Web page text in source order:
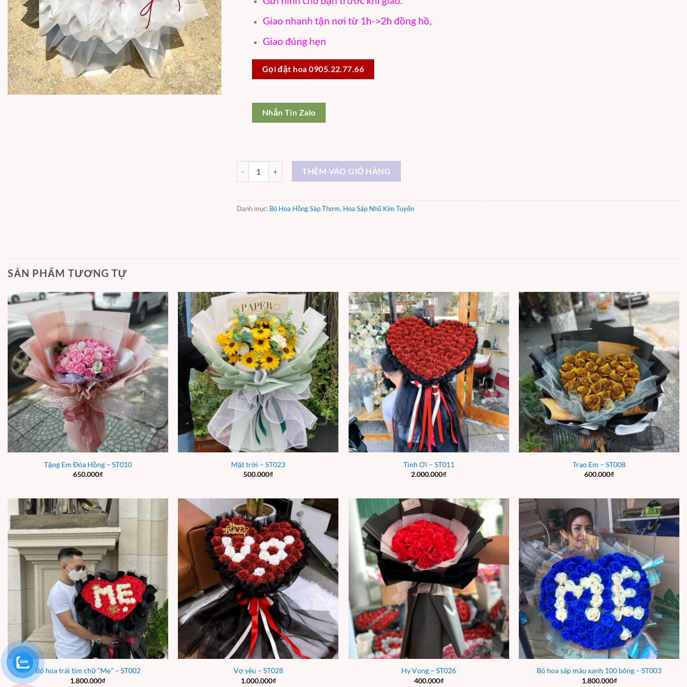
Giao nhanh tận nơi từ 1h->2h đồng hồ,
Giao đúng hẹn
Gọi đặt hoa 0905.22.77.66
Nhắn Tin Zalo
Hạnh Phúc - ST009 số lượngTHÊM VÀO GIỎ HÀNG
Danh mục: Bó Hoa Hồng Sáp Thơm, Hoa Sáp Nhũ Kim Tuyến
SẢN PHẨM TƯƠNG TỰ
Tặng Em Đóa Hồng – ST010
650.000₫
Mặt trời – ST023
500.000₫
Tình Ơi – ST011
2.000.000₫
Trao Em – ST008
600.000₫
Bó hoa trái tim chữ “Mẹ” – ST002
1.800.000₫
Vợ yêu – ST028
1.000.000₫
Hy Vọng – ST026
400.000₫
Bó hoa sáp màu xanh 100 bông – ST003
1.800.000₫